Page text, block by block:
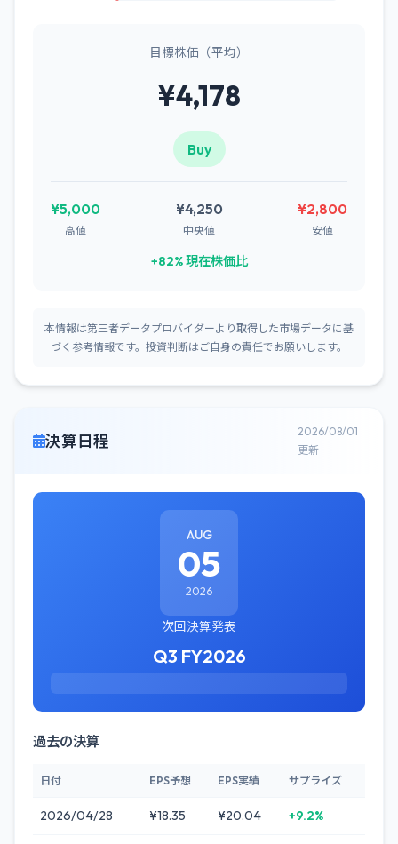
目標株価（平均）
¥4,178
Buy
¥5,000
高値
¥4,250
中央値
¥2,800
安値
+82% 現在株価比
本情報は第三者データプロバイダーより取得した市場データに基
づく参考情報です。投資判断はご自身の責任でお願いします。
決算日程
2026/08/01
更新
AUG
05
2026
次回決算発表
Q3 FY2026
過去の決算
日付 EPS予想 EPS実績 サプライズ
2026/04/28 ¥18.35 ¥20.04 +9.2%